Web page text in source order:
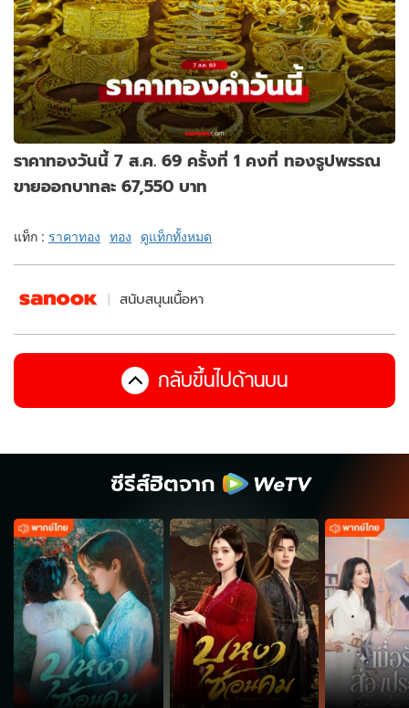
ราคาทองวันนี้ 7 ส.ค. 69 ครั้งที่ 1 คงที่ ทองรูปพรรณ
ขายออกบาทละ 67,550 บาท
แท็ก : ราคาทอง ทอง ดูแท็กทั้งหมด
สนับสนุนเนื้อหา
กลับขึ้นไปด้านบน
ซีรีส์ฮิตจาก